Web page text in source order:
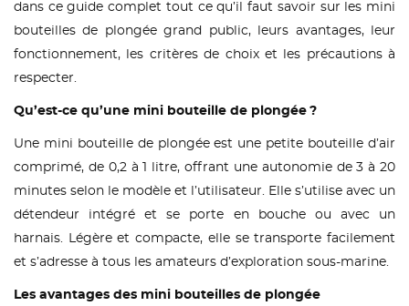
dans ce guide complet tout ce qu’il faut savoir sur les mini
bouteilles de plongée grand public, leurs avantages, leur
fonctionnement, les critères de choix et les précautions à
respecter.
Qu’est-ce qu’une mini bouteille de plongée ?
Une mini bouteille de plongée est une petite bouteille d’air
comprimé, de 0,2 à 1 litre, offrant une autonomie de 3 à 20
minutes selon le modèle et l’utilisateur. Elle s’utilise avec un
détendeur intégré et se porte en bouche ou avec un
harnais. Légère et compacte, elle se transporte facilement
et s’adresse à tous les amateurs d’exploration sous-marine.
Les avantages des mini bouteilles de plongée